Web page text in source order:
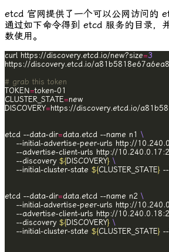
etcd 官网提供了一个可以公网访问的
通过如下命令得到 etcd 服务的目录，
数使用。
curl https://discovery.etcd.io/new?size=3
# grab this token
TOKEN=
CLUSTER_STATE=
DISCOVERY=
etcd --data-dir=data.etcd --name n1
--initial-advertise-peer-urls http://
--advertise-client-urls http://
	--discovery
${DISCOVERY}
	--initial-cluster-state
${CLUSTER_STATE}
etcd --data-dir=data.etcd --name n2
--initial-advertise-peer-urls http://
--advertise-client-urls http://
	--discovery
${DISCOVERY}
	--initial-cluster-state
${CLUSTER_STATE}